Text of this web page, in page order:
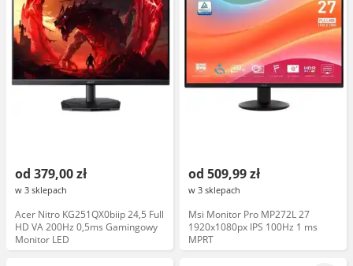
od 379,00 zł
w 3 sklepach
Acer Nitro KG251QX0biip 24,5 Full
HD VA 200Hz 0,5ms Gamingowy
Monitor LED
od 509,99 zł
w 3 sklepach
Msi Monitor Pro MP272L 27
1920x1080px IPS 100Hz 1 ms
MPRT